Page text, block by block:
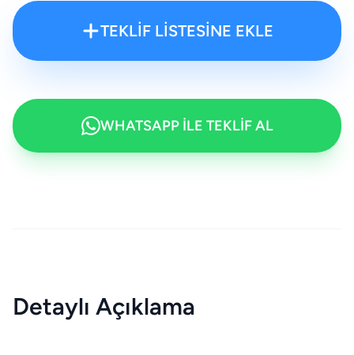
TEKLİF LİSTESİNE EKLE
WHATSAPP İLE TEKLİF AL
Detaylı Açıklama